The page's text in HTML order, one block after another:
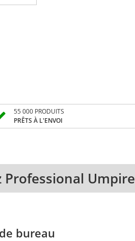
55 000 PRODUITS
PRÊTS À L'ENVOI
Professional Umpire
bureau